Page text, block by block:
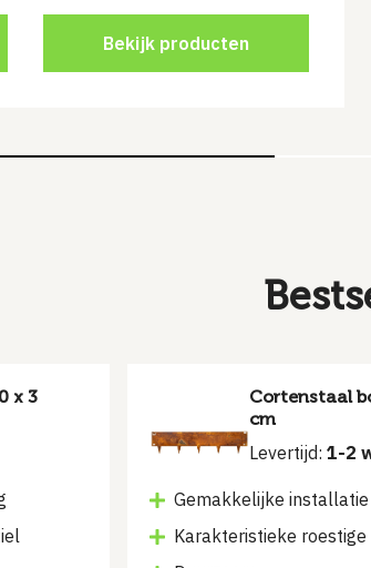
Bekijk producten
x 3
Cortenstaal
cm
Levertijd: 1-2
Gemakkelijke installatie
Karakteristieke